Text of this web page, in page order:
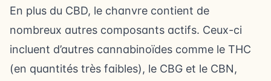
En plus du CBD, le chanvre contient de
nombreux autres composants actifs. Ceux-ci
incluent d’autres cannabinoïdes comme le THC
(en quantités très faibles), le CBG et le CBN,